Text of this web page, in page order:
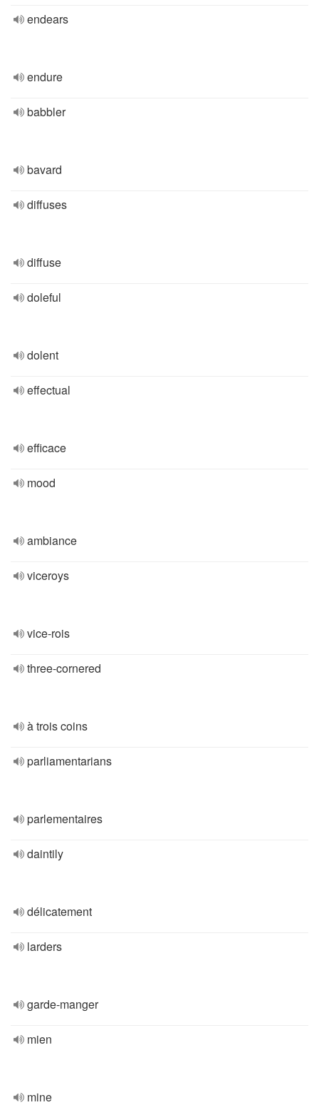
endears
endure
babbler
bavard
diffuses
diffuse
doleful
dolent
effectual
efficace
mood
ambiance
viceroys
vice-rois
three-cornered
à trois coins
parliamentarians
parlementaires
daintily
délicatement
larders
garde-manger
mien
mine